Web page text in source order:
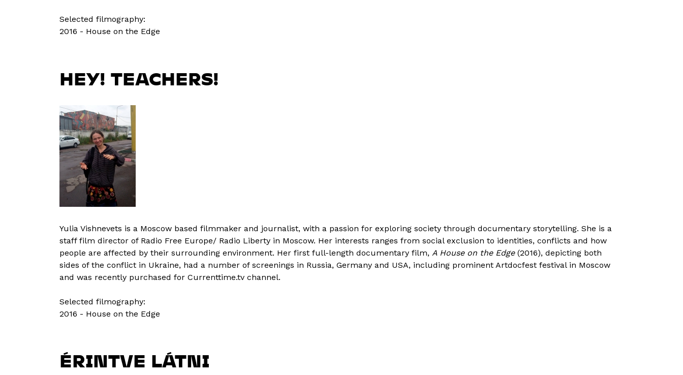
Selected filmography:
2016 - House on the Edge
HEY! TEACHERS!
Yulia Vishnevets is a Moscow based filmmaker and journalist, with a passion for exploring society through documentary storytelling. She is a
staff film director of Radio Free Europe/ Radio Liberty in Moscow. Her interests ranges from social exclusion to identities, conflicts and how
people are affected by their surrounding environment. Her first full-length documentary film, A House on the Edge(2016), depicting both
sides of the conflict in Ukraine, had a number of screenings in Russia, Germany and USA, including prominent Artdocfest festival in Moscow
and was recently purchased for Currenttime.tv channel.
Selected filmography:
2016 - House on the Edge
ÉRINTVE LÁTNI